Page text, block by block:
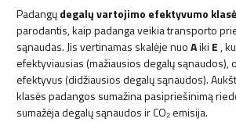
Padangųdegalų vartojimo efektyvumo klasė
parodantis, kaip padanga veikia transporto
sąnaudas. Jis vertinamas skalėje nuoAiki E ,
efektyviausias (mažiausios degalų sąnaudos), o
efektyvus (didžiausios degalų sąnaudos).
klasės padangos sumažina pasipriešinimą
sumažėja degalų sąnaudos ir CO₂ emisija.